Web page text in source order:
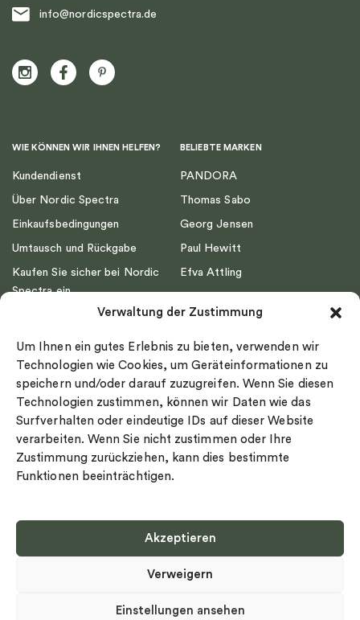
Verwaltung der Zustimmung
Um Ihnen ein gutes Erlebnis zu bieten, verwenden wir
Technologien wie Cookies, um Geräteinformationen zu
speichern und/oder darauf zuzugreifen. Wenn Sie diesen
Technologien zustimmen, können wir Daten wie das
Surfverhalten oder eindeutige IDs auf dieser Website
verarbeiten. Wenn Sie nicht zustimmen oder Ihre
Zustimmung zurückziehen, kann dies bestimmte
Funktionen beeinträchtigen.
Akzeptieren
Verweigern
Einstellungen ansehen
info@nordicspectra.de
WIE KÖNNEN WIR IHNEN HELFEN?
Kundendienst
Über Nordic Spectra
Einkaufsbedingungen
Umtausch und Rückgabe
Kaufen Sie sicher bei Nordic
Spectra ein
Impressum
Ringgröße
Widerrufsrecht
Cookie-policy
Sekretesspolicy
BELIEBTE MARKEN
PANDORA
Thomas Sabo
Georg Jensen
Paul Hewitt
Efva Attling
Drakenberg Sjölin
Nordic Spectra
Select country
Datenschutz-Bestimmungen
Urheberrecht 2026 Nordic Spectra Alle Rechte vorbehalten